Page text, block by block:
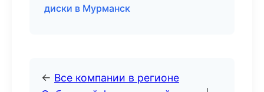
диски в Мурманск
← Все компании в регионе